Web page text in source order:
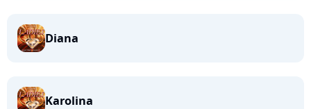
Diana
Karolina